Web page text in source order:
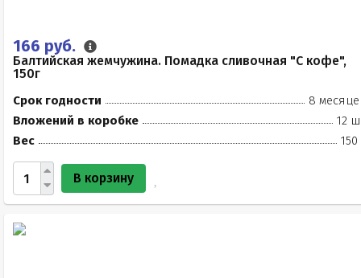
166 руб.
Балтийская жемчужина. Помадка сливочная "С кофе",
150г
Срок годности
8
Вложений в коробке
12
Вес
150
В корзину